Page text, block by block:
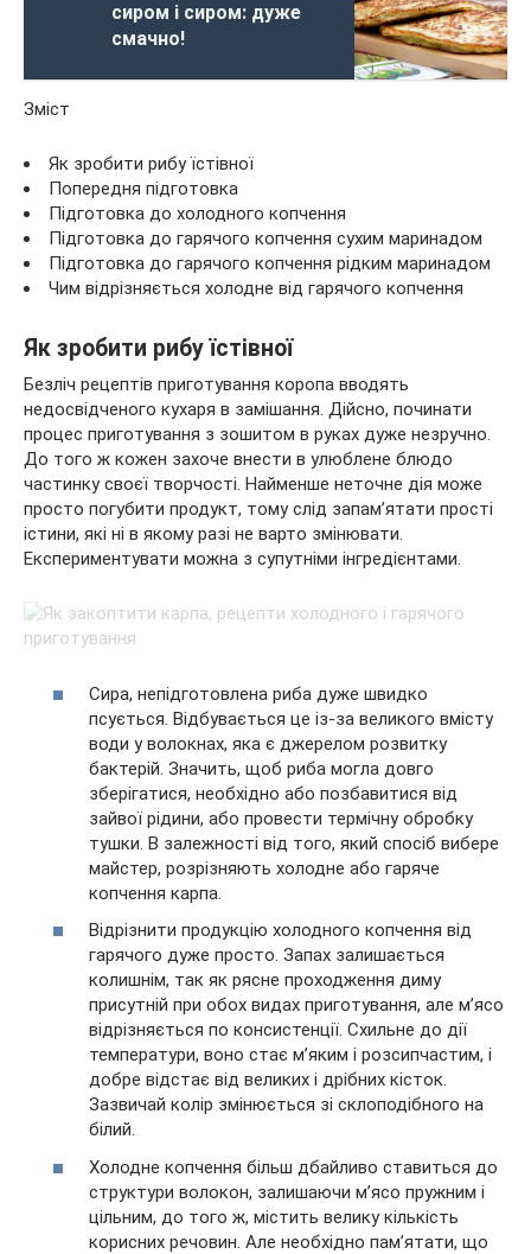
сиром і сиром: дуже
смачно!
Зміст
Як зробити рибу їстівної
Попередня підготовка
Підготовка до холодного копчення
Підготовка до гарячого копчення сухим маринадом
Підготовка до гарячого копчення рідким маринадом
Чим відрізняється холодне від гарячого копчення
Як зробити рибу їстівної
Безліч рецептів приготування коропа вводять
недосвідченого кухаря в замішання. Дійсно, починати
процес приготування з зошитом в руках дуже незручно.
До того ж кожен захоче внести в улюблене блюдо
частинку своєї творчості. Найменше неточне дія може
просто погубити продукт, тому слід запам’ятати прості
істини, які ні в якому разі не варто змінювати.
Експериментувати можна з супутніми інгредієнтами.
Сира, непідготовлена риба дуже швидко
псується. Відбувається це із-за великого вмісту
води у волокнах, яка є джерелом розвитку
бактерій. Значить, щоб риба могла довго
зберігатися, необхідно або позбавитися від
зайвої рідини, або провести термічну обробку
тушки. В залежності від того, який спосіб вибере
майстер, розрізняють холодне або гаряче
копчення карпа.
Відрізнити продукцію холодного копчення від
гарячого дуже просто. Запах залишається
колишнім, так як рясне проходження диму
присутній при обох видах приготування, але м’ясо
відрізняється по консистенції. Схильне до дії
температури, воно стає м’яким і розсипчастим, і
добре відстає від великих і дрібних кісток.
Зазвичай колір змінюється зі склоподібного на
білий.
Холодне копчення більш дбайливо ставиться до
структури волокон, залишаючи м’ясо пружним і
цільним, до того ж, містить велику кількість
корисних речовин. Але необхідно пам’ятати, що